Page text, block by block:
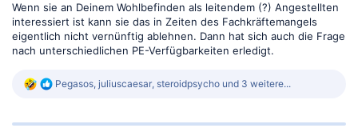
Wenn sie an Deinem Wohlbefinden als leitendem (?) Angestellten
interessiert ist kann sie das in Zeiten des Fachkräftemangels
eigentlich nicht vernünftig ablehnen. Dann hat sich auch die Frage
nach unterschiedlichen PE-Verfügbarkeiten erledigt.
R
k
Pegasos, juliuscaesar, steroidpsycho und 3 weitere...